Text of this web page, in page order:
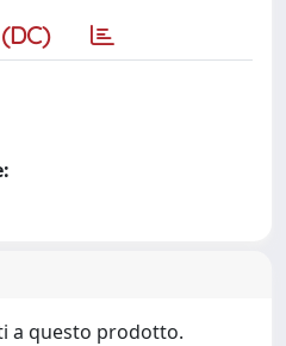
a questo prodotto.